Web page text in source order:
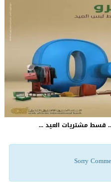
Sorry